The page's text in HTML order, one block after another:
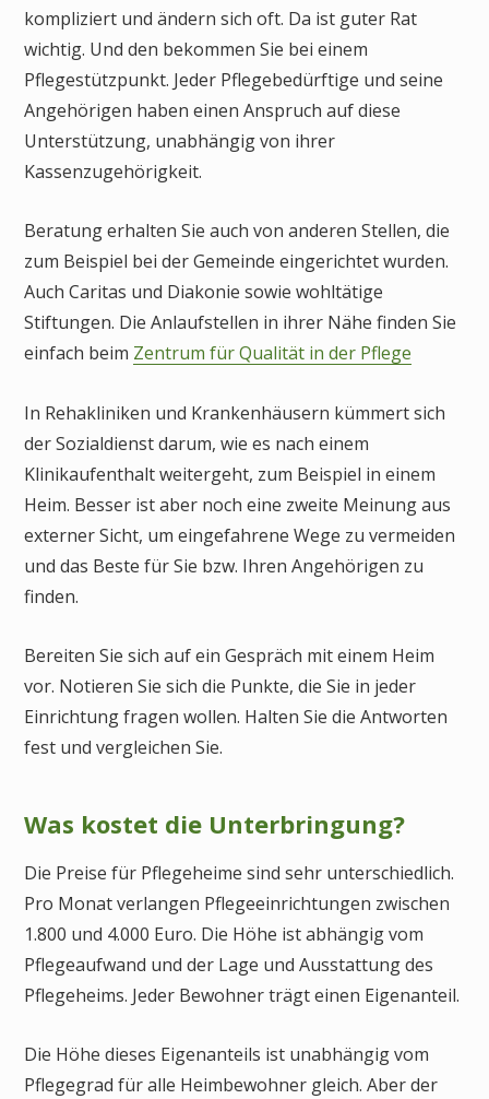
kompliziert und ändern sich oft. Da ist guter Rat
wichtig. Und den bekommen Sie bei einem
Pflegestützpunkt. Jeder Pflegebedürftige und seine
Angehörigen haben einen Anspruch auf diese
Unterstützung, unabhängig von ihrer
Kassenzugehörigkeit.
Beratung erhalten Sie auch von anderen Stellen, die
zum Beispiel bei der Gemeinde eingerichtet wurden.
Auch Caritas und Diakonie sowie wohltätige
Stiftungen. Die Anlaufstellen in ihrer Nähe finden Sie
einfach beim Zentrum für Qualität in der Pflege
In Rehakliniken und Krankenhäusern kümmert sich
der Sozialdienst darum, wie es nach einem
Klinikaufenthalt weitergeht, zum Beispiel in einem
Heim. Besser ist aber noch eine zweite Meinung aus
externer Sicht, um eingefahrene Wege zu vermeiden
und das Beste für Sie bzw. Ihren Angehörigen zu
finden.
Bereiten Sie sich auf ein Gespräch mit einem Heim
vor. Notieren Sie sich die Punkte, die Sie in jeder
Einrichtung fragen wollen. Halten Sie die Antworten
fest und vergleichen Sie.
Was kostet die Unterbringung?
Die Preise für Pflegeheime sind sehr unterschiedlich.
Pro Monat verlangen Pflegeeinrichtungen zwischen
1.800 und 4.000 Euro. Die Höhe ist abhängig vom
Pflegeaufwand und der Lage und Ausstattung des
Pflegeheims. Jeder Bewohner trägt einen Eigenanteil.
Die Höhe dieses Eigenanteils ist unabhängig vom
Pflegegrad für alle Heimbewohner gleich. Aber der